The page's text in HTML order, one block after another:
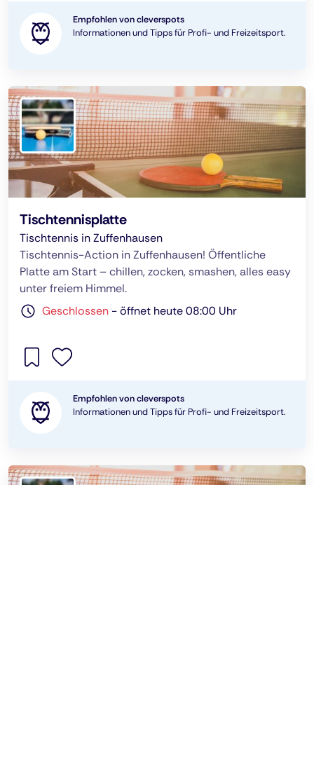
Empfohlen von cleverspots
Informationen und Tipps für Profi- und Freizeitsport.
Tischtennisplatte
Tischtennis in Zuffenhausen
Tischtennis-Action in Zuffenhausen! Öffentliche
Platte am Start – chillen, zocken, smashen, alles easy
unter freiem Himmel.
Geschlossen -öffnet heute 08:00 Uhr
Empfohlen von cleverspots
Informationen und Tipps für Profi- und Freizeitsport.